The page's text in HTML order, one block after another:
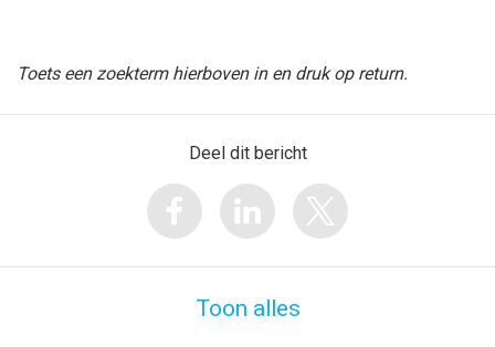
Toets een zoekterm hierboven in en druk op return.
Deel dit bericht
Toon alles